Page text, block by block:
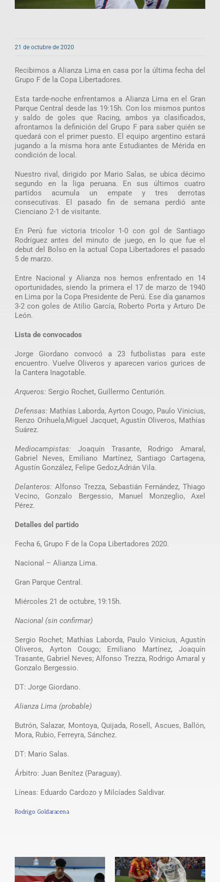
21 de octubre de 2020
Recibimos a Alianza Lima en casa por la última fecha del
Grupo F de la Copa Libertadores.
Esta tarde-noche enfrentamos a Alianza Lima en el Gran
Parque Central desde las 19:15h. Con los mismos puntos
y saldo de goles que Racing, ambos ya clasificados,
afrontamos la definición del Grupo F para saber quién se
quedará con el primer puesto. El equipo argentino estará
jugando a la misma hora ante Estudiantes de Mérida en
condición de local.
Nuestro rival, dirigido por Mario Salas, se ubica décimo
segundo en la liga peruana. En sus últimos cuatro
partidos acumula un empate y tres derrotas
consecutivas. El pasado fin de semana perdió ante
Cienciano 2-1 de visitante.
En Perú fue victoria tricolor 1-0 con gol de Santiago
Rodríguez antes del minuto de juego, en lo que fue el
debut del Bolso en la actual Copa Libertadores el pasado
5 de marzo.
Entre Nacional y Alianza nos hemos enfrentado en 14
oportunidades, siendo la primera el 17 de marzo de 1940
en Lima por la Copa Presidente de Perú. Ese día ganamos
3-2 con goles de Atilio García, Roberto Porta y Arturo De
León.
Lista de convocados
Jorge Giordano convocó a 23 futbolistas para este
encuentro. Vuelve Oliveros y aparecen varios gurices de
la Cantera Inagotable.
Arqueros: Sergio Rochet, Guillermo Centurión.
Defensas: Mathías Laborda, Ayrton Cougo, Paulo Vinicius,
Renzo Orihuela,Miguel Jacquet, Agustín Oliveros, Mathías
Suárez.
Mediocampistas: Joaquín Trasante, Rodrigo Amaral,
Gabriel Neves, Emiliano Martínez, Santiago Cartagena,
Agustín González, Felipe Gedoz,Adrián Vila.
Delanteros: Alfonso Trezza, Sebastián Fernández, Thiago
Vecino, Gonzalo Bergessio, Manuel Monzeglio, Axel
Pérez.
Detalles del partido
Fecha 6, Grupo F de la Copa Libertadores 2020.
Nacional – Alianza Lima.
Gran Parque Central.
Miércoles 21 de octubre, 19:15h.
Nacional (sin confirmar)
Sergio Rochet; Mathías Laborda, Paulo Vinicius, Agustín
Oliveros, Ayrton Cougo; Emiliano Martínez, Joaquín
Trasante, Gabriel Neves; Alfonso Trezza, Rodrigo Amaral y
Gonzalo Bergessio.
DT: Jorge Giordano.
Alianza Lima (probable)
Butrón, Salazar, Montoya, Quijada, Rosell, Ascues, Ballón,
Mora, Rubio, Ferreyra, Sánchez.
DT: Mario Salas.
Árbitro: Juan Benítez (Paraguay).
Líneas: Eduardo Cardozo y Milcíades Saldivar.
Rodrigo Goldaracena